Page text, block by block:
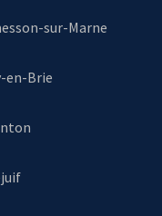
sur-Marne
en-Brie